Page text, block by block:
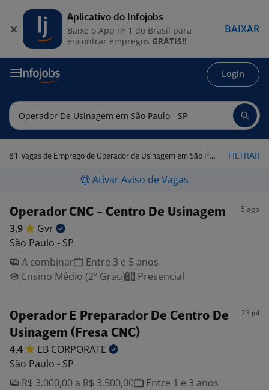
Login
81 Vagas de Emprego de Operador de Usinagem em São Paulo - SP FILTRAR
Ativar Aviso de Vagas
Operador CNC - Centro De Usinagem 5 ago
3,9
Gvr
São Paulo - SP
A combinar
Entre 3 e 5 anos
Ensino Médio (2º Grau)
Presencial
Operador E Preparador De Centro De
Usinagem (Fresa CNC)
23 jul
4,4 EB CORPORATE
São Paulo - SP
R$ 3.000,00 a R$ 3.500,00
Entre 1 e 3 anos
Aplicativo do Infojobs
Baixe o App nº 1 do Brasil para
encontrar empregos GRÁTIS!!
BAIXAR